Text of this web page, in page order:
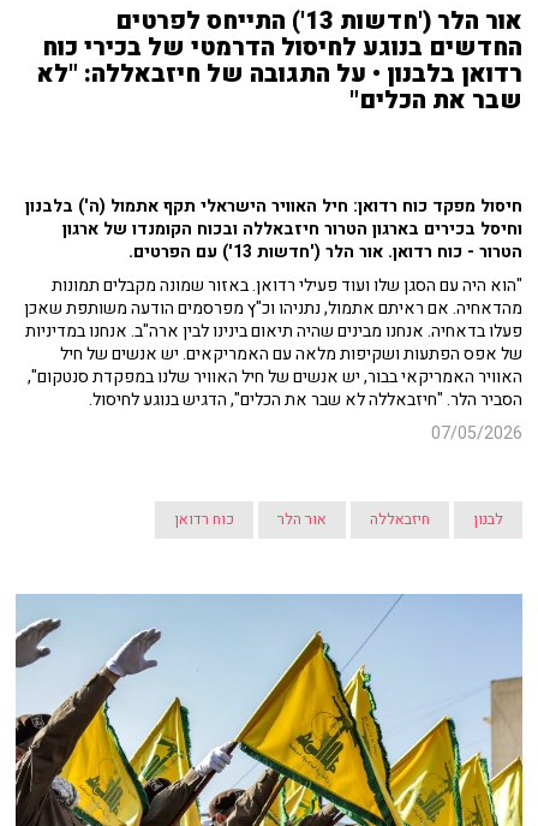
אור הלר ('חדשות 13') התייחס לפרטים
החדשים בנוגע לחיסול הדרמטי של בכירי כוח
רדואן בלבנון • על התגובה של חיזבאללה: "לא
שבר את הכלים"
חיסול מפקד כוח רדואן: חיל האוויר הישראלי תקף אתמול (ה') בלבנון
וחיסל בכירים בארגון הטרור חיזבאללה ובכוח הקומנדו של ארגון
הטרור - כוח רדואן. אור הלר ('חדשות 13') עם הפרטים.
"הוא היה עם הסגן שלו ועוד פעילי רדואן. באזור שמונה מקבלים תמונות
מהדאחיה. אם ראיתם אתמול, נתניהו וכ"ץ מפרסמים הודעה משותפת שאכן
פעלו בדאחיה. אנחנו מבינים שהיה תיאום בינינו לבין ארה"ב. אנחנו במדיניות
של אפס הפתעות ושקיפות מלאה עם האמריקאים. יש אנשים של חיל
האוויר האמריקאי בבור, יש אנשים של חיל האוויר שלנו במפקדת סנטקום",
הסביר הלר. "חיזבאללה לא שבר את הכלים", הדגיש בנוגע לחיסול.
07/05/2026
לבנון חיזבאללה אור הלר כוח רדואן